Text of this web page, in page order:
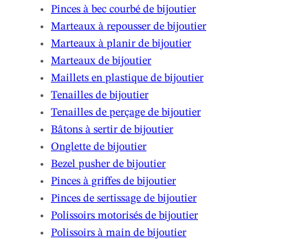
Pinces à bec courbé de bijoutier
Marteaux à repousser de bijoutier
Marteaux à planir de bijoutier
Marteaux de bijoutier
Maillets en plastique de bijoutier
Tenailles de bijoutier
Tenailles de perçage de bijoutier
Bâtons à sertir de bijoutier
Onglette de bijoutier
Bezel pusher de bijoutier
Pinces à griffes de bijoutier
Pinces de sertissage de bijoutier
Polissoirs motorisés de bijoutier
Polissoirs à main de bijoutier